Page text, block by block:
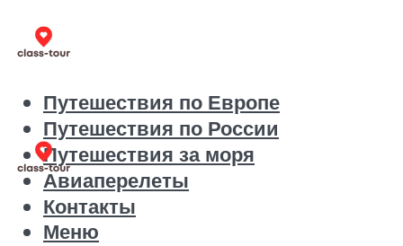
Путешествия по Европе
Путешествия по России
Путешествия за моря
Авиаперелеты
Контакты
Меню